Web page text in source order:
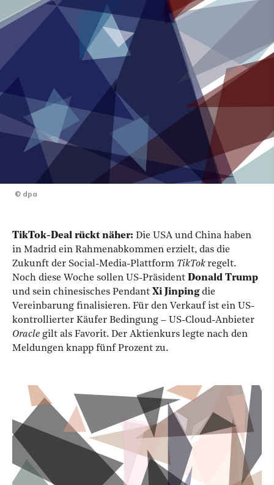
© dpa
TikTok-Deal rückt näher: Die USA und China haben
in Madrid ein Rahmenabkommen erzielt, das die
Zukunft der Social-Media-Plattform TikTokregelt.
Noch diese Woche sollen US-Präsident Donald Trump
und sein chinesisches Pendant Xi Jinpingdie
Vereinbarung finalisieren. Für den Verkauf ist ein US-
kontrollierter Käufer Bedingung – US-Cloud-Anbieter
Oracle gilt als Favorit. Der Aktienkurs legte nach den
Meldungen knapp fünf Prozent zu.